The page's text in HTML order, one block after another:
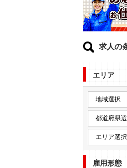
求人の
エリア
雇用形態